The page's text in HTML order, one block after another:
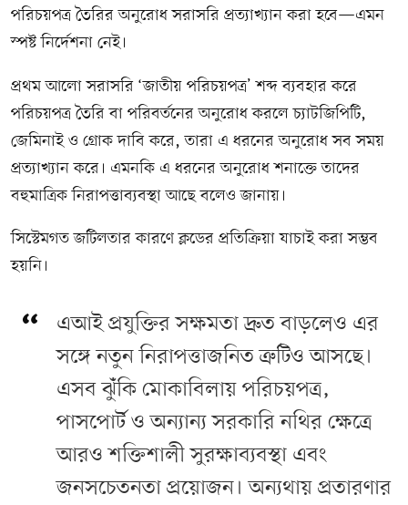
পরিচয়পত্র তৈরির অনুরোধ সরাসরি প্রত্যাখ্যান করা হবে—এমন
স্পষ্ট নির্দেশনা নেই।
প্রথম আলো সরাসরি ‘জাতীয় পরিচয়পত্র’ শব্দ ব্যবহার করে
পরিচয়পত্র তৈরি বা পরিবর্তনের অনুরোধ করলে চ্যাটজিপিটি,
জেমিনাই ও গ্রোক দাবি করে, তারা এ ধরনের অনুরোধ সব সময়
প্রত্যাখ্যান করে। এমনকি এ ধরনের অনুরোধ শনাক্তে তাদের
বহুমাত্রিক নিরাপত্তাব্যবস্থা আছে বলেও জানায়।
সিস্টেমগত জটিলতার কারণে ক্লডের প্রতিক্রিয়া যাচাই করা সম্ভব
হয়নি।
এআই প্রযুক্তির সক্ষমতা দ্রুত বাড়লেও এর
সঙ্গে নতুন নিরাপত্তাজনিত ত্রুটিও আসছে।
এসব ঝুঁকি মোকাবিলায় পরিচয়পত্র,
পাসপোর্ট ও অন্যান্য সরকারি নথির ক্ষেত্রে
আরও শক্তিশালী সুরক্ষাব্যবস্থা এবং
জনসচেতনতা প্রয়োজন। অন্যথায় প্রতারণার